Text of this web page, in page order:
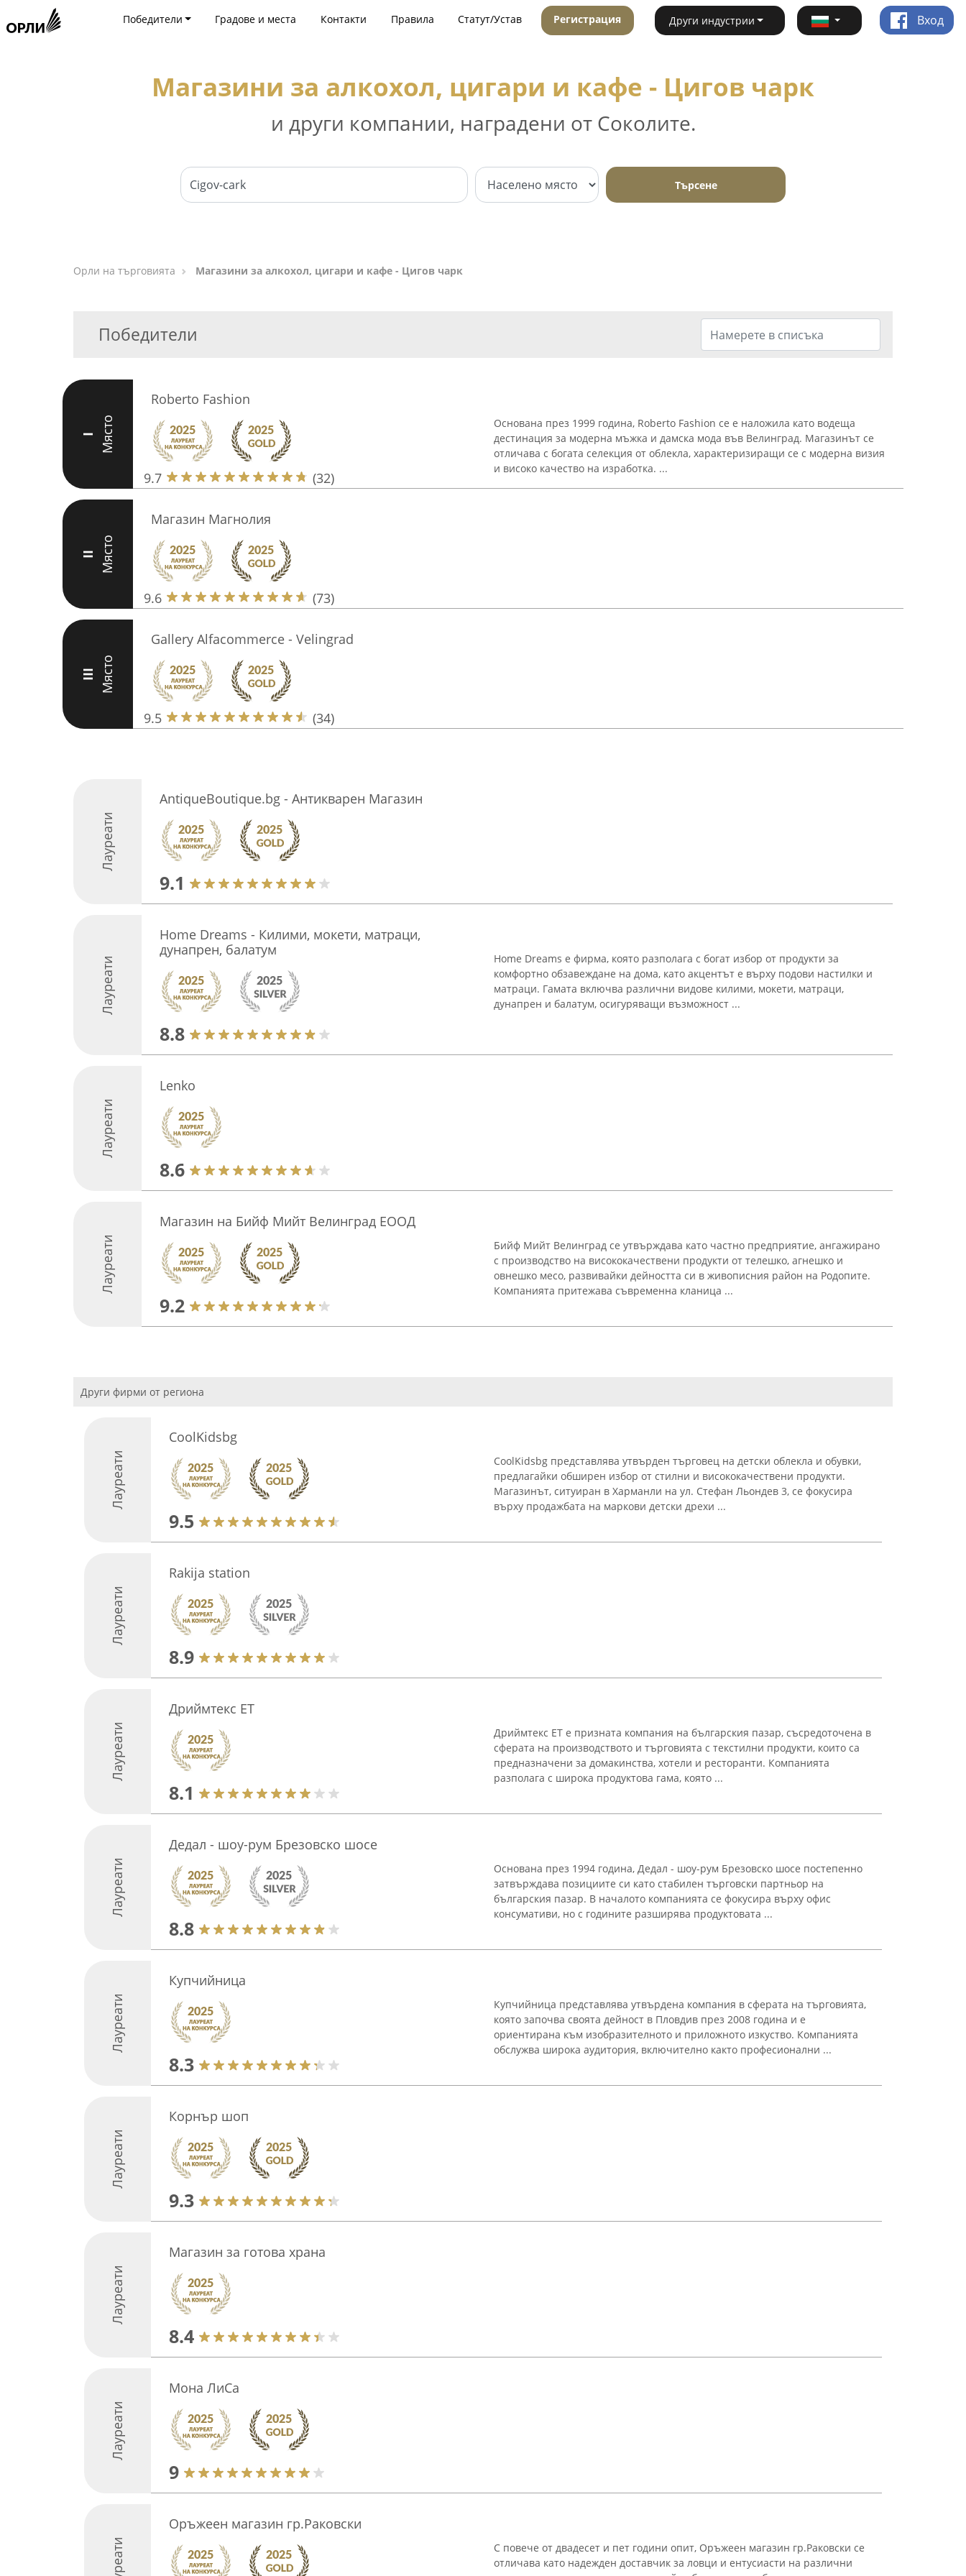
Победители Градове и места Контакти Правила Статут/Устав Регистрация Други индустрии Вход
Магазини за алкохол, цигари и кафе - Цигов чарк
и други компании, наградени от Соколите.
Търсене
Орли на търговията Магазини за алкохол, цигари и кафе - Цигов чарк
Победители
I Място
Roberto Fashion
9.7 (32)
Основана през 1999 година, Roberto Fashion се е наложила като водеща
дестинация за модерна мъжка и дамска мода във Велинград. Магазинът се
отличава с богата селекция от облекла, характеризиращи се с модерна визия
и високо качество на изработка. ...
II Място
Магазин Магнолия
9.6 (73)
III Място
Gallery Alfacommerce - Velingrad
9.5 (34)
Лауреати
AntiqueBoutique.bg - Антикварен Магазин
9.1
Лауреати
Home Dreams - Килими, мокети, матраци,
дунапрен, балатум
8.8
Home Dreams e фирма, която разполага с богат избор от продукти за
комфортно обзавеждане на дома, като акцентът е върху подови настилки и
матраци. Гамата включва различни видове килими, мокети, матраци,
дунапрен и балатум, осигуряващи възможност ...
Лауреати
Lenko
8.6
Лауреати
Магазин на Бийф Мийт Велинград ЕООД
9.2
Бийф Мийт Велинград се утвърждава като частно предприятие, ангажирано
с производство на висококачествени продукти от телешко, агнешко и
овнешко месо, развивайки дейността си в живописния район на Родопите.
Компанията притежава съвременна кланица ...
Други фирми от региона
Лауреати
CoolKidsbg
9.5
CoolKidsbg представлява утвърден търговец на детски облекла и обувки,
предлагайки обширен избор от стилни и висококачествени продукти.
Магазинът, ситуиран в Харманли на ул. Стефан Льондев 3, се фокусира
върху продажбата на маркови детски дрехи ...
Лауреати
Rakija station
8.9
Лауреати
Дриймтекс ЕТ
8.1
Дриймтекс ЕТ е призната компания на българския пазар, съсредоточена в
сферата на производството и търговията с текстилни продукти, които са
предназначени за домакинства, хотели и ресторанти. Компанията
разполага с широка продуктова гама, която ...
Лауреати
Дедал - шоу-рум Брезовско шосе
8.8
Основана през 1994 година, Дедал - шоу-рум Брезовско шосе постепенно
затвърждава позициите си като стабилен търговски партньор на
българския пазар. В началото компанията се фокусира върху офис
консумативи, но с годините разширява продуктовата ...
Лауреати
Купчийница
8.3
Купчийница представлява утвърдена компания в сферата на търговията,
която започва своята дейност в Пловдив през 2008 година и е
ориентирана към изобразителното и приложното изкуство. Компанията
обслужва широка аудитория, включително както професионални ...
Лауреати
Корнър шоп
9.3
Лауреати
Магазин за готова храна
8.4
Лауреати
Мона ЛиСа
9
Оръжеен магазин гр.Раковски
С повече от двадесет и пет години опит, Оръжеен магазин гр.Раковски се
отличава като надежден доставчик за ловци и ентусиасти на различни